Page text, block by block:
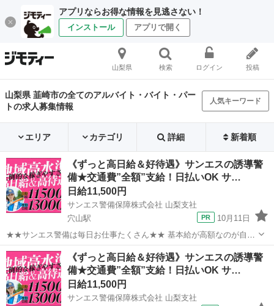
アプリならお得な情報を見逃さない！
インストール アプリで開く
山梨県 検索 ログイン 投稿
山梨県 韮崎市の全てのアルバイト・バイト・パー
トの求人募集情報
人気キーワード
エリア カテゴリ 詳細 新着順
《ずっと高日給＆好待遇》サンエスの誘導警
備★交通費”全額”支給！日払いOK サ…
日給11,500円
サンエス警備保障株式会社 山梨支社
穴山駅
10月11日
★★サンエス警備は毎日お仕事たくさん★★ 基本給が高額なのが自慢
♪未経験も大歓迎！ ＞＞常に現場豊富&交通費モチロン全額支給＜＜
『完全直行直帰でラクラク』 現場への直行直帰が基本で、毎週・毎月
等の定期的な出社は不要です！ ...
山梨 韮崎市 穴山駅 警備員 サンエス警備保障株式会社
《ずっと高日給＆好待遇》サンエスの誘導警
備★交通費”全額”支給！日払いOK サ…
日給11,500円
サンエス警備保障株式会社 山梨支社